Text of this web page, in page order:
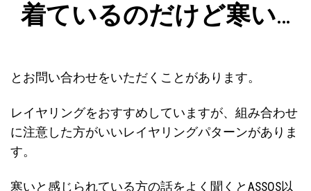
着ているのだけど寒い…
とお問い合わせをいただくことがあります。
レイヤリングをおすすめしていますが、組み合わせ
に注意した方がいいレイヤリングパターンがありま
す。
寒いと感じられている方の話をよく聞くとASSOS以